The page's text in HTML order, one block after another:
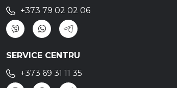
+373 79 02 02 06
SERVICE CENTRU
+373 69 31 11 35